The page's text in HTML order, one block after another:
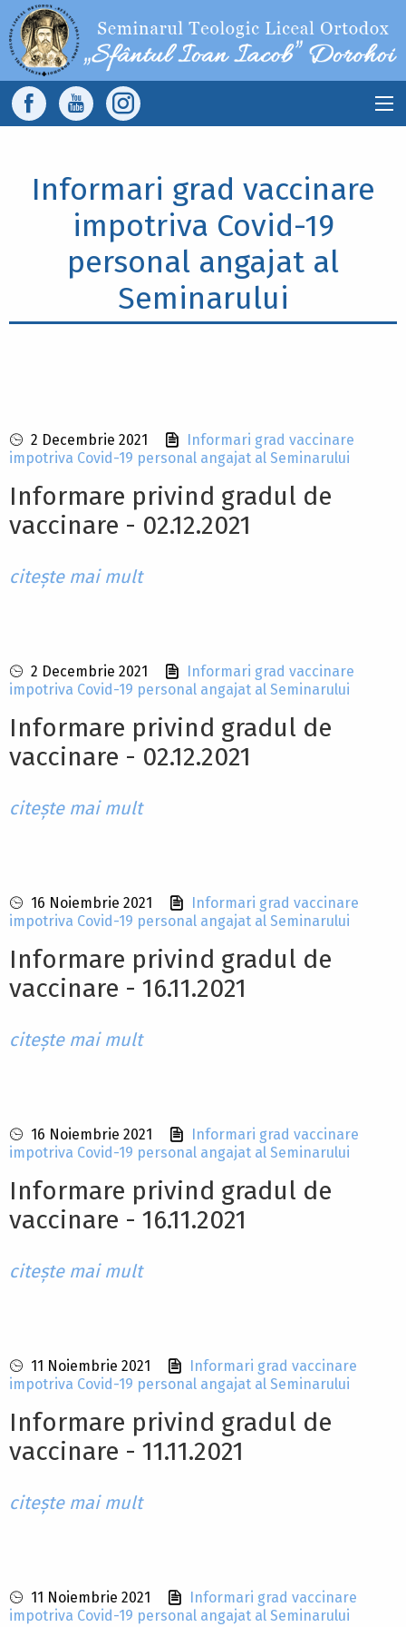
Sari la conținutul principal
Main
Informari grad vaccinare
impotriva Covid-19
personal angajat al
Seminarului
2 Decembrie 2021
Informari grad vaccinare
impotriva Covid-19 personal angajat al Seminarului
Informare privind gradul de
vaccinare - 02.12.2021
citește mai mult
2 Decembrie 2021
Informari grad vaccinare
impotriva Covid-19 personal angajat al Seminarului
Informare privind gradul de
vaccinare - 02.12.2021
citește mai mult
16 Noiembrie 2021
Informari grad vaccinare
impotriva Covid-19 personal angajat al Seminarului
Informare privind gradul de
vaccinare - 16.11.2021
citește mai mult
16 Noiembrie 2021
Informari grad vaccinare
impotriva Covid-19 personal angajat al Seminarului
Informare privind gradul de
vaccinare - 16.11.2021
citește mai mult
11 Noiembrie 2021
Informari grad vaccinare
impotriva Covid-19 personal angajat al Seminarului
Informare privind gradul de
vaccinare - 11.11.2021
citește mai mult
11 Noiembrie 2021
Informari grad vaccinare
impotriva Covid-19 personal angajat al Seminarului